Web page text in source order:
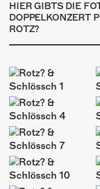
ÜBER
SHOP
HIER GIBTS DIE
DOPPELKONZERT
ROTZ?